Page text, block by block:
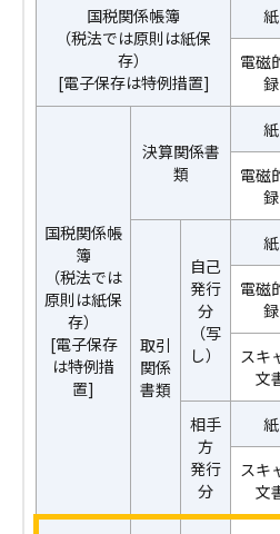
国税関係帳簿
（税法では原則は紙保
存）
[電子保存は特例措置]
紙
電磁
録
国税関係帳
簿
（税法では
原則は紙保
存）
[電子保存
は特例措
置]
決算関係書
類
紙
電磁
録
取引
関係
書類
自己
発行
分
（写
し）
紙
電磁
録
スキ
文
相手
方
発行
分
紙
スキ
文